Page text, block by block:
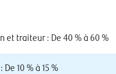
et traiteur : De 40 % à 60 %
10 % à 15 %